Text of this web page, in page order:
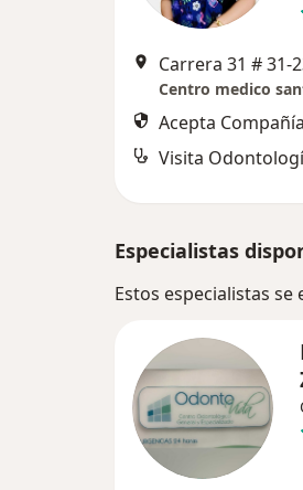
Carrera 31 #
Centro medico
Acepta
Visita
Especialistas
Estos especialistas